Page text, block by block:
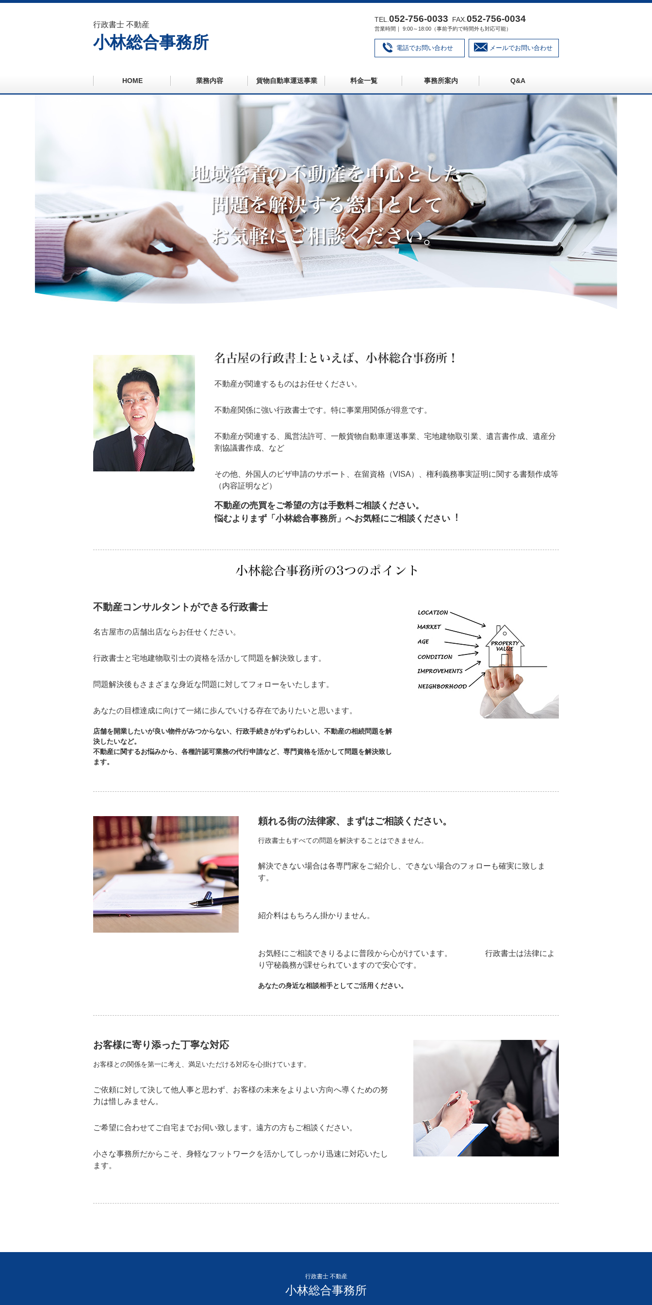
行政書士 不動産
小林総合事務所
TEL. 052‐756‐0033 FAX. 052‐756‐0034
営業時間｜ 9:00～18:00（事前予約で時間外も対応可能）
電話でお問い合わせ メールでお問い合わせ
HOME 業務内容 貨物自動車運送事業 料金一覧 事務所案内 Q&A
不動産が関連するものはお任せください。
不動産関係に強い行政書士です。特に事業用関係が得意です。
不動産が関連する、風営法許可、一般貨物自動車運送事業、宅地建物取引業、遺言書作成、遺産分
割協議書作成、など
その他、外国人のビザ申請のサポート、在留資格（VISA）、権利義務事実証明に関する書類作成等
（内容証明など）
不動産の売買をご希望の方は手数料ご相談ください。
悩むよりまず「小林総合事務所」へお気軽にご相談ください︕
不動産コンサルタントができる行政書士
名古屋市の店舗出店ならお任せください。
行政書士と宅地建物取引士の資格を活かして問題を解決致します。
問題解決後もさまざまな身近な問題に対してフォローをいたします。
あなたの目標達成に向けて一緒に歩んでいける存在でありたいと思います。
店舗を開業したいが良い物件がみつからない、行政手続きがわずらわしい、不動産の相続問題を解
決したいなど。
不動産に関するお悩みから、各種許認可業務の代行申請など、専門資格を活かして問題を解決致し
ます。
頼れる街の法律家、まずはご相談ください。
行政書士もすべての問題を解決することはできません。
解決できない場合は各専門家をご紹介し、できない場合のフォローも確実に致しま
す。
紹介料はもちろん掛かりません。
お気軽にご相談できりるよに普段から心がけています。 行政書士は法律によ
り守秘義務が課せられていますので安心です。
あなたの身近な相談相手としてご活用ください。
お客様に寄り添った丁寧な対応
お客様との関係を第一に考え、満足いただける対応を心掛けています。
ご依頼に対して決して他人事と思わず、お客様の未来をよりよい方向へ導くための努
力は惜しみません。
ご希望に合わせてご自宅までお伺い致します。遠方の方もご相談ください。
小さな事務所だからこそ、身軽なフットワークを活かしてしっかり迅速に対応いたし
ます。
行政書士 不動産
小林総合事務所